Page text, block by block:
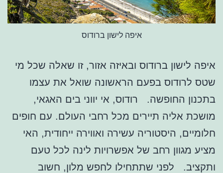
איפה לישון ברודוס
איפה לישון ברודוס ובאיזה אזור, זו שאלה שכל מי
שטס לרודוס בפעם הראשונה שואל את עצמו
בתכנון החופשה. רודוס, אי יווני בים האגאי,
מושכת אליה תיירים מכל רחבי העולם. עם חופים
חלומיים, היסטוריה עשירה ואווירה ייחודית, האי
מציע מגוון רחב של אפשרויות לינה לכל טעם
ותקציב. לפני שתתחילו לחפש מלון, חשוב